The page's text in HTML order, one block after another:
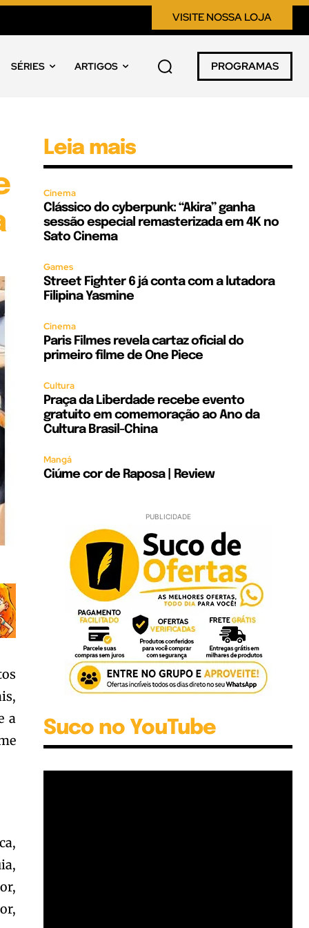
VISITE NOSSA LOJA
SÉRIES ARTIGOS PROGRAMAS
a
Leia mais
Cinema
Clássico do cyberpunk: “Akira” ganha
sessão especial remasterizada em 4K no
Sato Cinema
Games
Street Fighter 6 já conta com a lutadora
Filipina Yasmine
Cinema
Paris Filmes revela cartaz oficial do
primeiro filme de One Piece
Cultura
Praça da Liberdade recebe evento
gratuito em comemoração ao Ano da
Cultura Brasil-China
Mangá
Ciúme cor de Raposa | Review
PUBLICIDADE
Suco no YouTube